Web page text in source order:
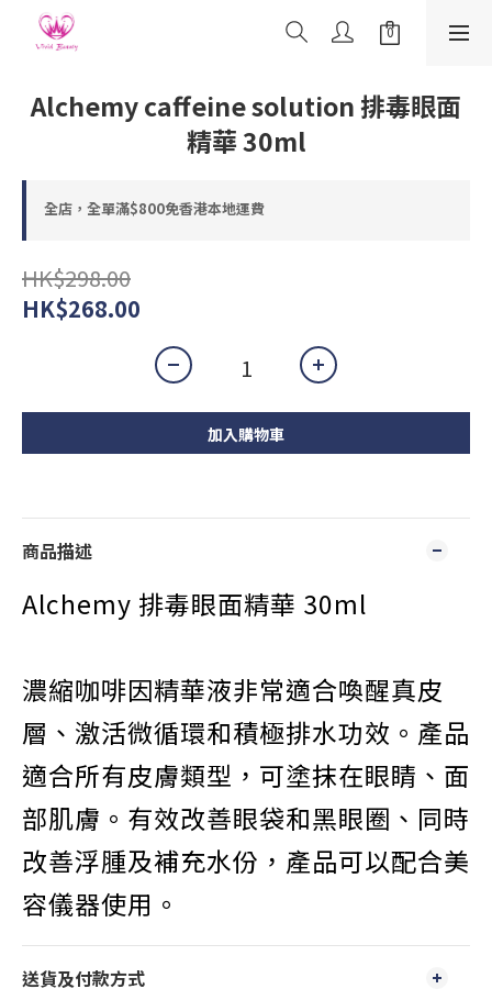
Alchemy caffeine solution 排毒眼面
精華 30ml
全店，全單滿$800免香港本地運費
HK$298.00
HK$268.00
加入購物車
商品描述
Alchemy 排毒眼面精華 30ml
濃縮咖啡因精華液非常適合喚醒真皮
層、激活微循環和積極排水功效。產品
適合所有皮膚類型，可塗抹在眼睛、面
部肌膚。有效改善眼袋和黑眼圈、同時
改善浮腫及補充水份，產品可以配合美
容儀器使用。
送貨及付款方式